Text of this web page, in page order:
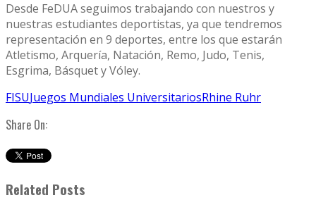
Desde FeDUA seguimos trabajando con nuestros y
nuestras estudiantes deportistas, ya que tendremos
representación en 9 deportes, entre los que estarán
Atletismo, Arquería, Natación, Remo, Judo, Tenis,
Esgrima, Básquet y Vóley.
FISUJuegos Mundiales UniversitariosRhine Ruhr
Share On:
Related Posts